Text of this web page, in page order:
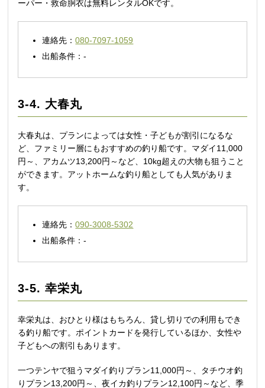
ーパー・救命胴衣は無料レンタルOKです。
連絡先：080-7097-1059
出船条件：-
3-4. 大春丸
大春丸は、プランによっては女性・子どもが割引になるな
ど、ファミリー層にもおすすめの釣り船です。マダイ11,000
円～、アカムツ13,200円～など、10kg超えの大物も狙うこと
ができます。アットホームな釣り船としても人気がありま
す。
連絡先：090-3008-5302
出船条件：-
3-5. 幸栄丸
幸栄丸は、おひとり様はもちろん、貸し切りでの利用もでき
る釣り船です。ポイントカードを発行しているほか、女性や
子どもへの割引もあります。
一つテンヤで狙うマダイ釣りプラン11,000円～、タチウオ釣
りプラン13,200円～、夜イカ釣りプラン12,100円～など、季